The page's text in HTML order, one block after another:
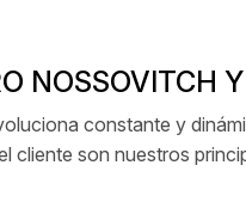
NOSSOVITCH
constante y
cliente son nuestros